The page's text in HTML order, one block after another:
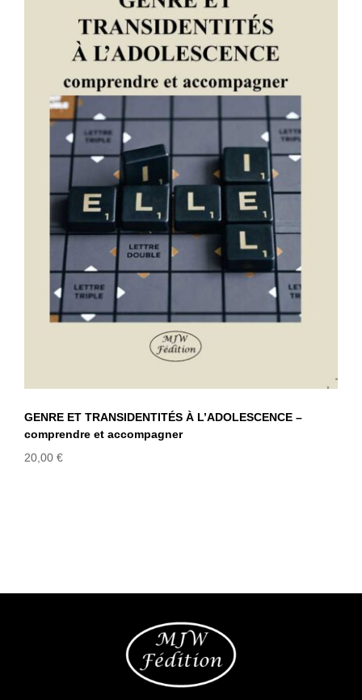
GENRE ET TRANSIDENTITÉS À
L’ADOLESCENCE – comprendre et
accompagner
GENRE ET TRANSIDENTITÉS À L’ADOLESCENCE –
comprendre et accompagner
20,00 €